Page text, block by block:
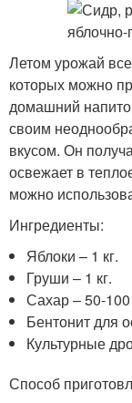
Летом урожай
которых можно
домашний
своим
вкусом. Он
освежает в
можно
Ингредиенты:
Яблоки – 1 кг.
Груши – 1 кг.
Сахар – 50-100
Бентонит для
Культурные
Способ